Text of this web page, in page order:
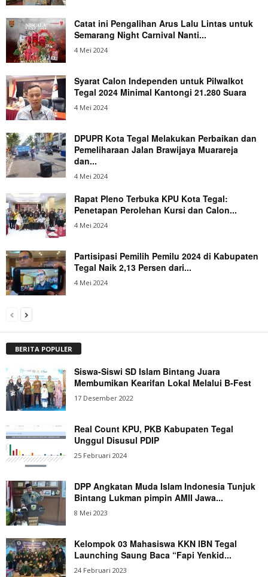
Catat ini Pengalihan Arus Lalu Lintas untuk
Semarang Night Carnival Nanti...
4 Mei 2024
Syarat Calon Independen untuk Pilwalkot
Tegal 2024 Minimal Kantongi 21.280 Suara
4 Mei 2024
DPUPR Kota Tegal Melakukan Perbaikan dan
Pemeliharaan Jalan Brawijaya Muarareja
dan...
4 Mei 2024
Rapat Pleno Terbuka KPU Kota Tegal:
Penetapan Perolehan Kursi dan Calon...
4 Mei 2024
Partisipasi Pemilih Pemilu 2024 di Kabupaten
Tegal Naik 2,13 Persen dari...
4 Mei 2024
BERITA POPULER
Siswa-Siswi SD Islam Bintang Juara
Membumikan Kearifan Lokal Melalui B-Fest
17 Desember 2022
Real Count KPU, PKB Kabupaten Tegal
Unggul Disusul PDIP
25 Februari 2024
DPP Angkatan Muda Islam Indonesia Tunjuk
Bintang Lukman pimpin AMII Jawa...
8 Mei 2023
Kelompok 03 Mahasiswa KKN IBN Tegal
Launching Saung Baca “Fapi Yenkid...
24 Februari 2023